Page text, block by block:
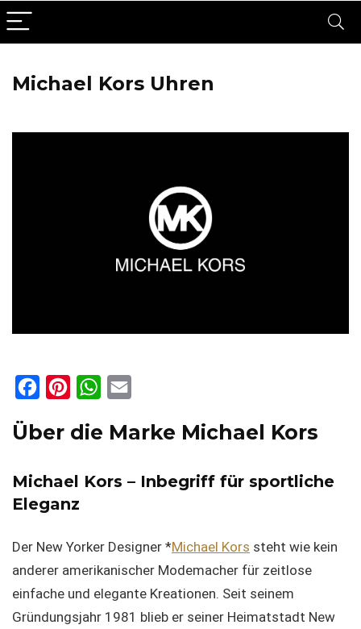
Michael Kors Uhren
c
b
o
k
n
e
r
s
t
W
a
s
p
a
l
Über die Marke Michael Kors
Michael Kors – Inbegriff für sportliche
Eleganz
Der New Yorker Designer *Michael Kors steht wie kein
anderer amerikanischer Modemacher für zeitlose
einfache und elegante Kreationen. Seit seinem
Gründungsjahr 1981 blieb er seiner Heimatstadt New